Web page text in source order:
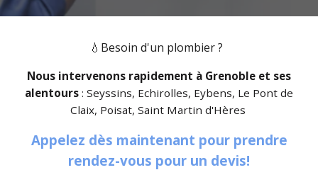
💧 Besoin d'un plombier ?
Nous intervenons rapidement à Grenoble et ses
alentours : Seyssins, Echirolles, Eybens, Le Pont de
Claix, Poisat, Saint Martin d'Hères
Appelez dès maintenant pour prendre
rendez-vous pour un devis!